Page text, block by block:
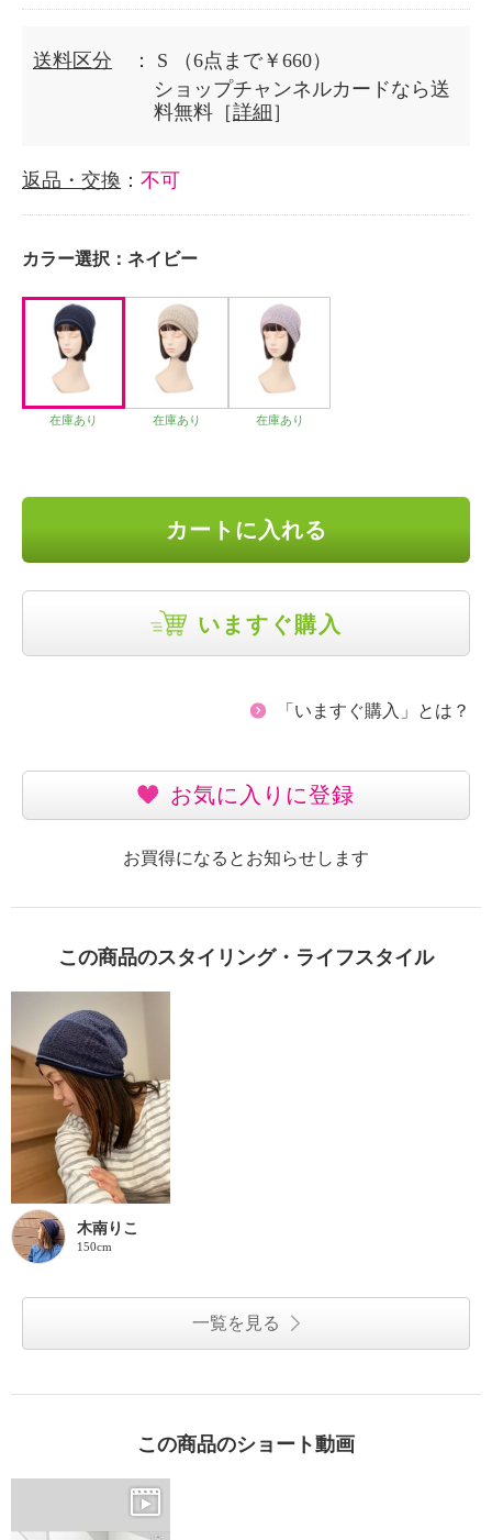
送料区分 ： S
（6点まで￥660）
ショップチャンネルカードなら送
料無料［詳細 ］
返品・交換 ： 不可
カラー選択： ネイビー
在庫あり 在庫あり 在庫あり
カートに入れる
いますぐ購入
「いますぐ購入」とは？
お気に入りに登録
お買得になるとお知らせします
この商品のスタイリング・ライフスタイル
木南りこ
150cm
一覧を見る
この商品のショート動画